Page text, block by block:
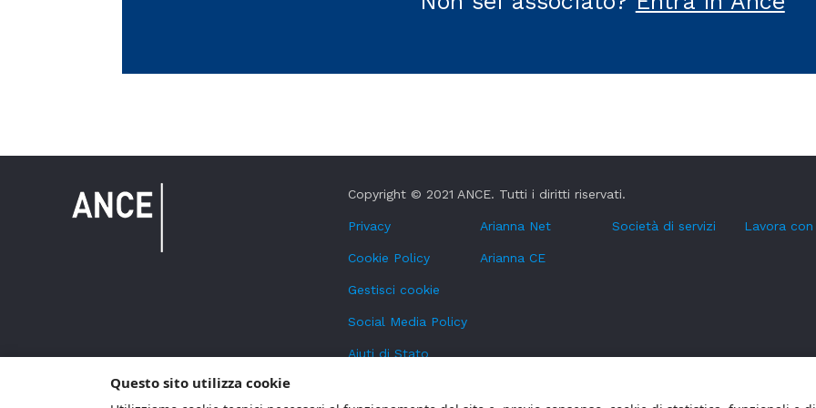
Copyright © 2021 ANCE. Tutti i diritti riservati.
Privacy Arianna Net Società di servizi Lavora
Cookie Policy Arianna CE
Gestisci cookie
Social Media Policy
Aiuti di Stato
Questo sito utilizza cookie